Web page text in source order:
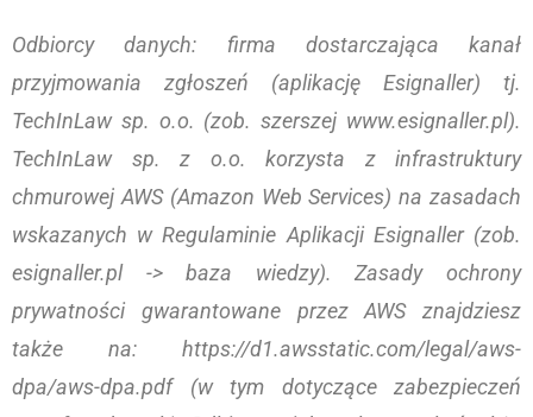
Odbiorcy danych: firma dostarczająca kanał
przyjmowania zgłoszeń (aplikację Esignaller) tj.
TechInLaw sp. o.o. (zob. szerszej www.esignaller.pl).
TechInLaw sp. z o.o. korzysta z infrastruktury
chmurowej AWS (Amazon Web Services) na zasadach
wskazanych w Regulaminie Aplikacji Esignaller (zob.
esignaller.pl -> baza wiedzy). Zasady ochrony
prywatności gwarantowane przez AWS znajdziesz
także na: https://d1.awsstatic.com/legal/aws-
dpa/aws-dpa.pdf (w tym dotyczące zabezpieczeń